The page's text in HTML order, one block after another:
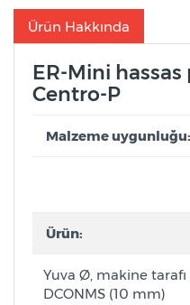
Ürün Hakkında
ER-Mini
Centro-P
Malzeme uygunluğu:
Ürün:
Yuva Ø, makine tarafı
DCONMS (10 mm)